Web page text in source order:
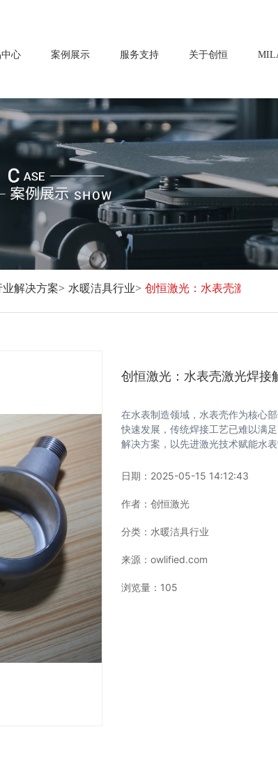
心 案例展示 服务支持 关于创恒
业解决方案> 水暖洁具行业> 创恒激光：水表壳激光焊接
创恒激光：水表壳激光焊接
在水表制造领域，水表壳作为核心
快速发展，传统焊接工艺已难以满
解决方案，以先进激光技术赋能水
日期： 2025-05-15 14:12:43
作者：创恒激光
分类： 水暖洁具行业
来源：owlified.com
浏览量： 105